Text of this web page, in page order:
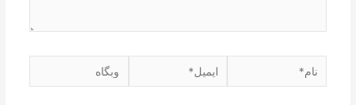
نام* ایمیل* وبگاه